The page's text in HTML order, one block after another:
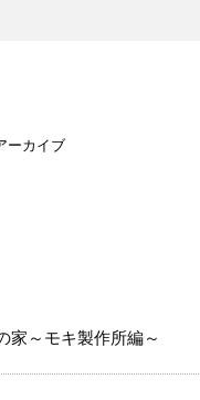
ーカイブ
家～モキ製作所編～